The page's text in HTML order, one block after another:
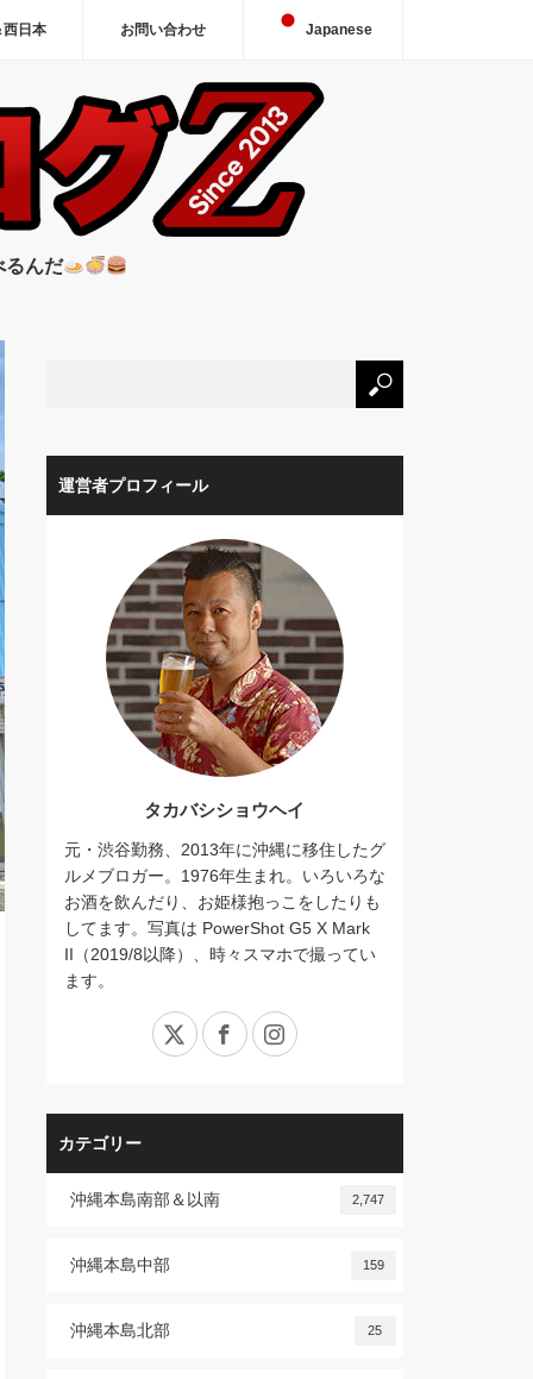
日本 お問い合わせ Japanese
るんだ
運営者プロフィール
タカバシショウヘイ
元・渋谷勤務、2013年に沖縄に移住したグ
ルメブロガー。1976年生まれ。いろいろな
お酒を飲んだり、お姫様抱っこをしたりも
してます。写真は PowerShot G5 X Mark
II（2019/8以降）、時々スマホで撮ってい
ます。
X FacebookInstagram
カテゴリー
沖縄本島南部＆以南 2,747
沖縄本島中部 159
沖縄本島北部 25